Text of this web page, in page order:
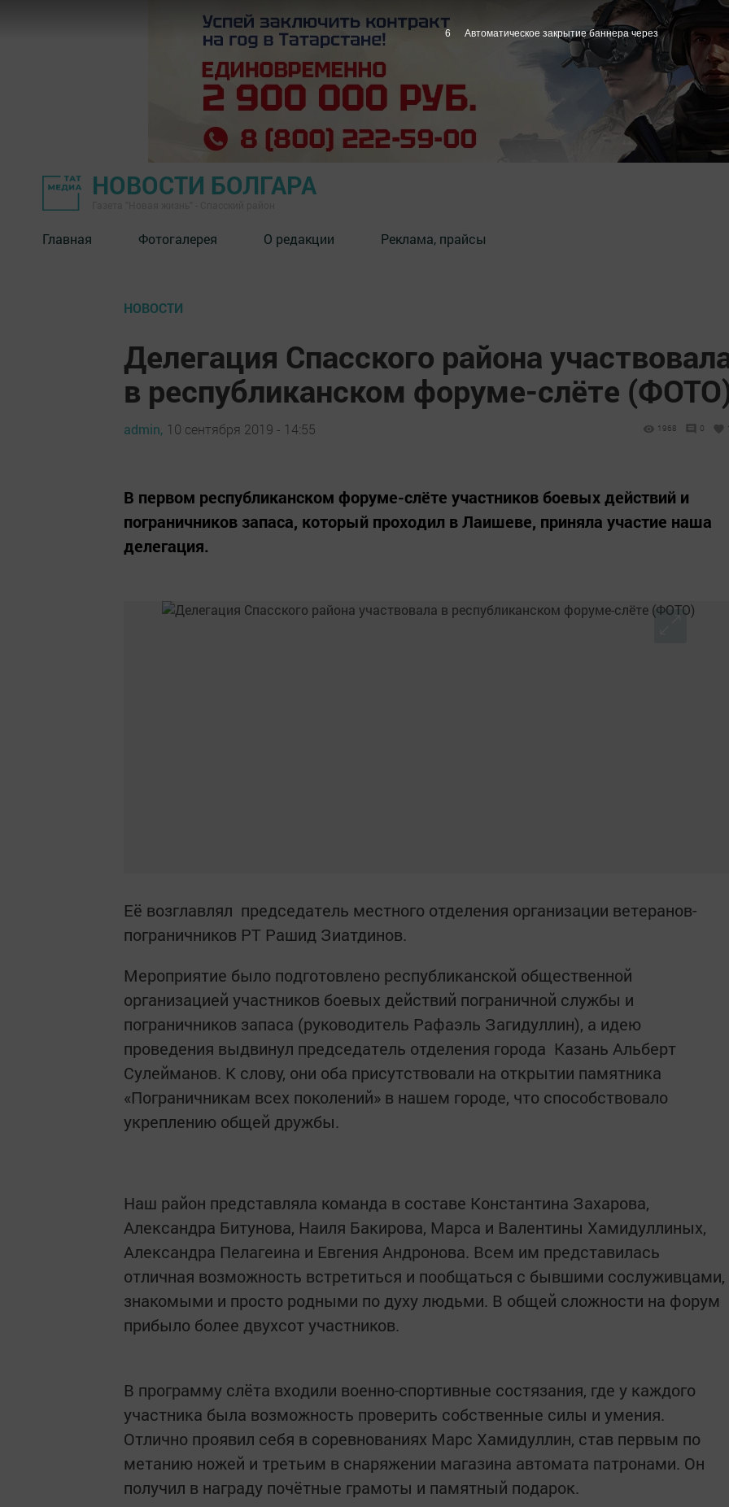
НОВОСТИ БОЛГАРА
Главная Фотогалерея О редакции Реклама, прайсы
НОВОСТИ
Делегация Спасского района
в республиканском форуме-слёте
admin, 10 сентября 2019 - 14:55 1968 0
В первом республиканском форуме-слёте участников боевых действий и
пограничников запаса, который проходил в Лаишеве, приняла участие наша
делегация.
Её возглавлял председатель местного отделения организации ветеранов-
пограничников РТ Рашид Зиатдинов.
Мероприятие было подготовлено республиканской общественной
организацией участников боевых действий пограничной службы и
пограничников запаса (руководитель Рафаэль Загидуллин), а идею
проведения выдвинул председатель отделения города Казань Альберт
Сулейманов. К слову, они оба присутствовали на открытии памятника
«Пограничникам всех поколений» в нашем городе, что способствовало
укреплению общей дружбы.
Наш район представляла команда в составе Константина Захарова,
Александра Битунова, Наиля Бакирова, Марса и Валентины Хамидуллиных,
Александра Пелагеина и Евгения Андронова. Всем им представилась
отличная возможность встретиться и пообщаться с бывшими сослуживцами,
знакомыми и просто родными по духу людьми. В общей сложности на форум
прибыло более двухсот участников.
В программу слёта входили военно-спортивные состязания, где у каждого
участника была возможность проверить собственные силы и умения.
Отлично проявил себя в соревнованиях Марс Хамидуллин, став первым по
метанию ножей и третьим в снаряжении магазина автомата патронами. Он
получил в награду почётные грамоты и памятный подарок.
5 Автоматическое закрытие баннера через